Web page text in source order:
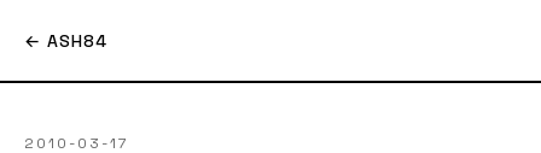
← ASH84
2010-03-17